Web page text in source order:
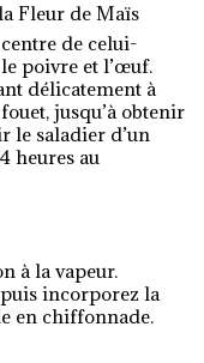
Fleur de Maïs
de celui-
poivre et l’œuf.
délicatement à
jusqu’à obtenir
le saladier d’un
heures au
à la vapeur.
incorporez la
en chiffonnade.